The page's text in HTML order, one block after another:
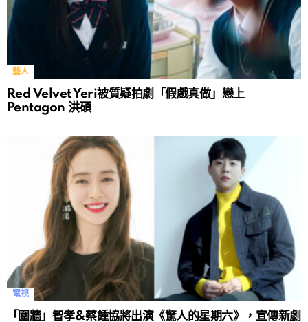
藝人
Red Velvet Yeri被質疑拍劇「假戲真做」戀上
Pentagon 洪碩
電視
「圍牆」智孝&蔡鍾協將出演《驚人的星期六》，宣傳新劇